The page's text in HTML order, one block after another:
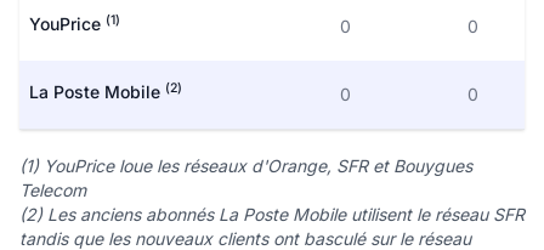
YouPrice (1) 0 0
La Poste Mobile (2) 0 0
(1) YouPrice loue les réseaux d'Orange, SFR et Bouygues
Telecom
(2) Les anciens abonnés La Poste Mobile utilisent le réseau SFR
tandis que les nouveaux clients ont basculé sur le réseau